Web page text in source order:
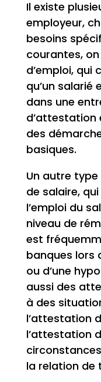
Il existe
employeur,
besoins
courantes,
d’emploi, qui
qu’un salarié
dans une
d’attestation
des
basiques.
Un autre
de salaire,
l’emploi du
niveau de
est
banques lors
ou d’une
aussi des
à des
l’attestation
l’attestation
la relation de